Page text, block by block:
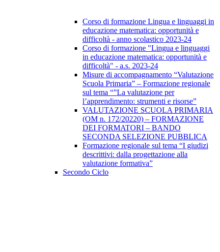
Corso di formazione Lingua e linguaggi in
educazione matematica: opportunità e
difficoltà - anno scolastico 2023-24
Corso di formazione "Lingua e linguaggi
in educazione matematica: opportunità e
difficoltà" - a.s. 2023-24
Misure di accompagnamento “Valutazione
Scuola Primaria” – Formazione regionale
sul tema “”La valutazione per
l’apprendimento: strumenti e risorse”
VALUTAZIONE SCUOLA PRIMARIA
(OM n. 172/20220) – FORMAZIONE
DEI FORMATORI – BANDO
SECONDA SELEZIONE PUBBLICA
Formazione regionale sul tema “I giudizi
descrittivi: dalla progettazione alla
valutazione formativa”
Secondo Ciclo